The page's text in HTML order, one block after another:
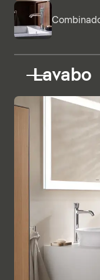
Lavabo